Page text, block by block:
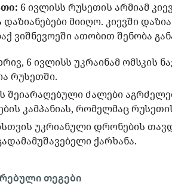
6 ივლისს რუსეთის არმიამ
მიიღო. კიევში
ვიშნევოეში ათობით შენობა
6 ივლისს უკრაინამ ომსკის
რუსეთში.
შეიარაღებული ძალები
კამპანიას, რომელმაც
უკრიანული დრონების
ქარხანა.
თეგები